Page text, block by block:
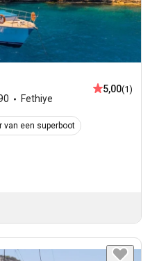
Fethiye
5,00(1)
van een superboot